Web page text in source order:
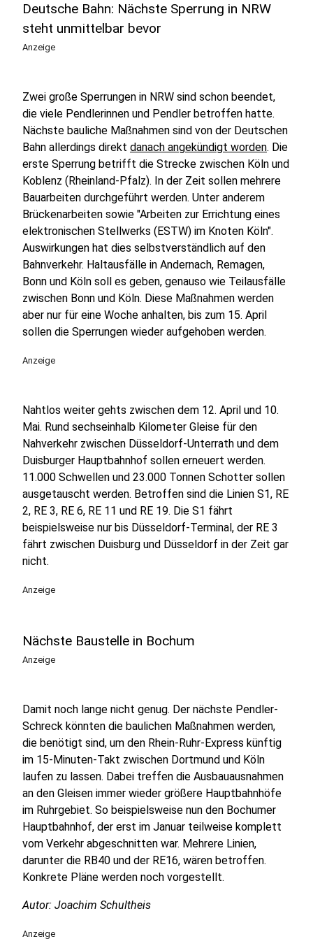
Deutsche Bahn: Nächste Sperrung in NRW
steht unmittelbar bevor
Anzeige
Zwei große Sperrungen in NRW sind schon beendet,
die viele Pendlerinnen und Pendler betroffen hatte.
Nächste bauliche Maßnahmen sind von der Deutschen
Bahn allerdings direkt danach angekündigt worden. Die
erste Sperrung betrifft die Strecke zwischen Köln und
Koblenz (Rheinland-Pfalz). In der Zeit sollen mehrere
Bauarbeiten durchgeführt werden. Unter anderem
Brückenarbeiten sowie "Arbeiten zur Errichtung eines
elektronischen Stellwerks (ESTW) im Knoten Köln".
Auswirkungen hat dies selbstverständlich auf den
Bahnverkehr. Haltausfälle in Andernach, Remagen,
Bonn und Köln soll es geben, genauso wie Teilausfälle
zwischen Bonn und Köln. Diese Maßnahmen werden
aber nur für eine Woche anhalten, bis zum 15. April
sollen die Sperrungen wieder aufgehoben werden.
Anzeige
Nahtlos weiter gehts zwischen dem 12. April und 10.
Mai. Rund sechseinhalb Kilometer Gleise für den
Nahverkehr zwischen Düsseldorf-Unterrath und dem
Duisburger Hauptbahnhof sollen erneuert werden.
11.000 Schwellen und 23.000 Tonnen Schotter sollen
ausgetauscht werden. Betroffen sind die Linien S1, RE
2, RE 3, RE 6, RE 11 und RE 19. Die S1 fährt
beispielsweise nur bis Düsseldorf-Terminal, der RE 3
fährt zwischen Duisburg und Düsseldorf in der Zeit gar
nicht.
Anzeige
Nächste Baustelle in Bochum
Anzeige
Damit noch lange nicht genug. Der nächste Pendler-
Schreck könnten die baulichen Maßnahmen werden,
die benötigt sind, um den Rhein-Ruhr-Express künftig
im 15-Minuten-Takt zwischen Dortmund und Köln
laufen zu lassen. Dabei treffen die Ausbauausnahmen
an den Gleisen immer wieder größere Hauptbahnhöfe
im Ruhrgebiet. So beispielsweise nun den Bochumer
Hauptbahnhof, der erst im Januar teilweise komplett
vom Verkehr abgeschnitten war. Mehrere Linien,
darunter die RB40 und der RE16, wären betroffen.
Konkrete Pläne werden noch vorgestellt.
Autor: Joachim Schultheis
Anzeige